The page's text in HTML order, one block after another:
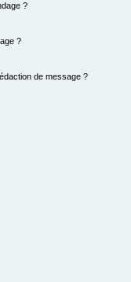
?
?
de message ?